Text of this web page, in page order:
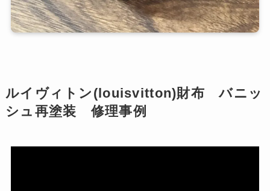
ルイヴィトン(louisvitton)財布 バニッ
シュ再塗装 修理事例